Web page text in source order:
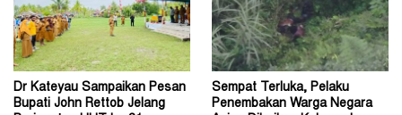
Dr Kateyau Sampaikan Pesan
Bupati John Rettob Jelang
Sempat Terluka, Pelaku
Penembakan Warga Negara